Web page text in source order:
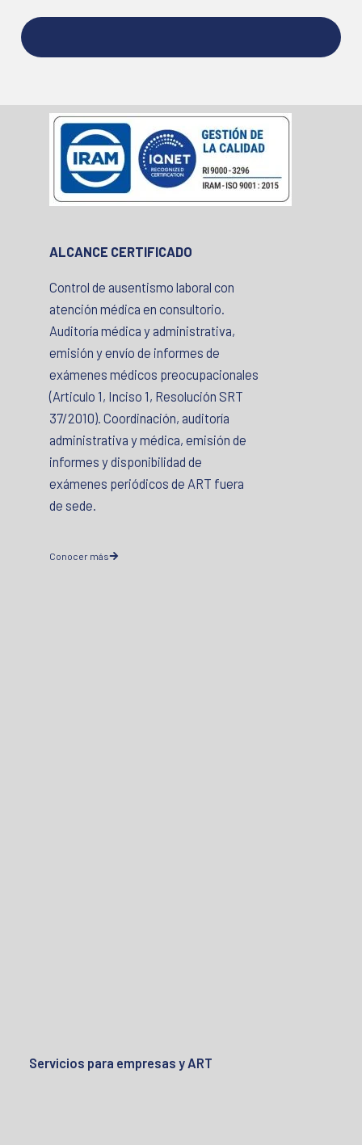
ALCANCE CERTIFICADO
Control de ausentismo laboral con
atención médica en consultorio.
Auditoría médica y administrativa,
emisión y envío de informes de
exámenes médicos preocupacionales
(Articulo 1, Inciso 1, Resolución SRT
37/2010). Coordinación, auditoría
administrativa y médica, emisión de
informes y disponibilidad de
exámenes periódicos de ART fuera
de sede.
Conocer más
Servicios para empresas y ART